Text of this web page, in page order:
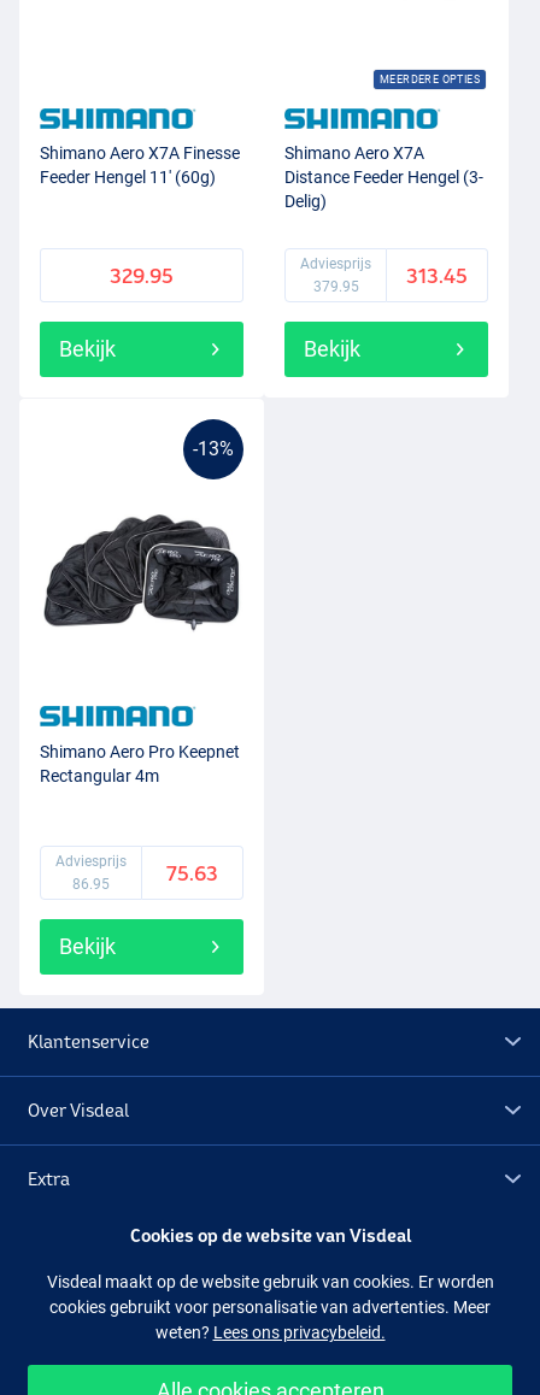
Shimano Aero X7A Finesse
Feeder Hengel 11' (60g)
329.95
Bekijk
MEERDERE OPTIES
Shimano Aero X7A
Distance Feeder Hengel (3-
Delig)
Adviesprijs
379.95
313.45
Bekijk
-13%
Shimano Aero Pro Keepnet
Rectangular 4m
Adviesprijs
86.95
75.63
Bekijk
Klantenservice
Over Visdeal
Extra
Facebook Instagram
Cookies op de website van Visdeal
Visdeal maakt op de website gebruik van cookies. Er worden
cookies gebruikt voor personalisatie van advertenties. Meer
weten? Lees ons privacybeleid.